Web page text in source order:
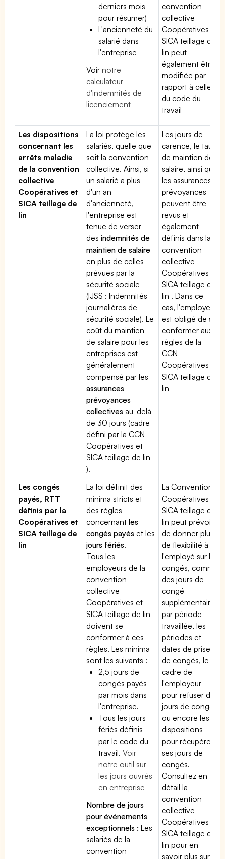
derniers mois
pour résumer)
L'ancienneté du
salarié dans
l'entreprise
Voirnotre
calculateur
d'indemnités de
licenciement
convention
collective
Coopératives et
SICA teillage de
lin peut
également être
modifiée par
rapport à celle
du code du
travail
Les dispositions
concernant les
arrêts maladie
de la convention
collective
Coopératives et
SICA teillage de
lin
La loi protège les
salariés, quelle que
soit la convention
collective. Ainsi, si
un salarié a plus
d'un an
d'ancienneté,
l'entreprise est
tenue de verser
desindemnités de
maintien de salaire
en plus de celles
prévues par la
sécurité sociale
(IJSS : Indemnités
journalières de
sécurité sociale). Le
coût du maintien
de salaire pour les
entreprises est
généralement
compensé par les
assurances
prévoyances
collectives au-delà
de 30 jours (cadre
défini par la CCN
Coopératives et
SICA teillage de lin
).
Les jours de
carence, le taux
de maintien de
salaire, ainsi que
les assurances
prévoyances
peuvent être
revus et
également
définis dans la
convention
collective
Coopératives et
SICA teillage de
lin . Dans ce
cas, l'employeur
est obligé de se
conformer aux
règles de la
CCN
Coopératives et
SICA teillage de
lin
Les congés
payés, RTT
définis par la
Coopératives et
SICA teillage de
lin
La loi définit des
minima stricts et
des règles
concernantles
congés payés et les
jours fériés.
Tous les
employeurs de la
convention
collective
Coopératives et
SICA teillage de lin
doivent se
conformer à ces
règles. Les minima
sont les suivants :
2,5 jours de
congés payés
par mois dans
l'entreprise.
Tous les jours
fériés définis
par le code du
travail.Voir
notre outil sur
les jours ouvrés
en entreprise
Nombre de jours
pour événements
exceptionnels : Les
salariés de la
convention
La Convention
Coopératives et
SICA teillage de
lin peut prévoir
de donner plus
de flexibilité à
l'employé sur les
congés, comme
des jours de
congé
supplémentaires
par période
travaillée, les
périodes et
dates de prise
de congés, le
cadre de
l'employeur
pour refuser des
jours de congés
ou encore les
dispositions
pour récupérer
ses jours de
congés.
Consultez en
détail la
convention
collective
Coopératives et
SICA teillage de
lin pour en
savoir plus sur le